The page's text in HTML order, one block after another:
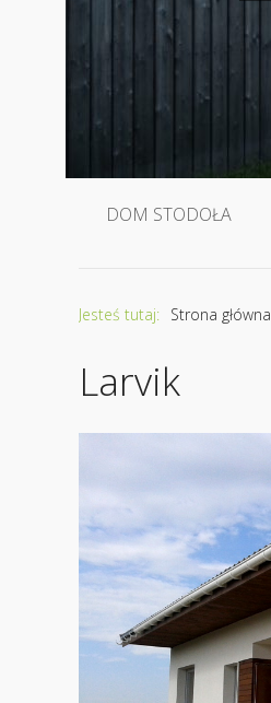
DOM STODOŁA
Jesteś tutaj: Strona główna
Larvik